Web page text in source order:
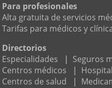
Para profesionales
Alta gratuita de servicios
Tarifas para médicos y
Directorios
Especialidades
| Seguros
Centros médicos
|
Centros de salud
|